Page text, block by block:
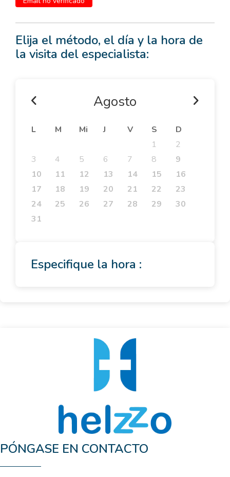
Elija el método, el día y la hora de
la visita del especialista:
Agosto
L M Mi J V S
D
1
2
3
4 5 6 7 8
9
10
11 12 13 14 15
16
17
18 19 20 21 22
23
24
25 26 27 28 29
30
31
Especifique la hora :
PÓNGASE EN CONTACTO